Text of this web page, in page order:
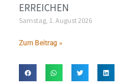
ERREICHEN
Samstag, 1. August 2026
Zum Beitrag »